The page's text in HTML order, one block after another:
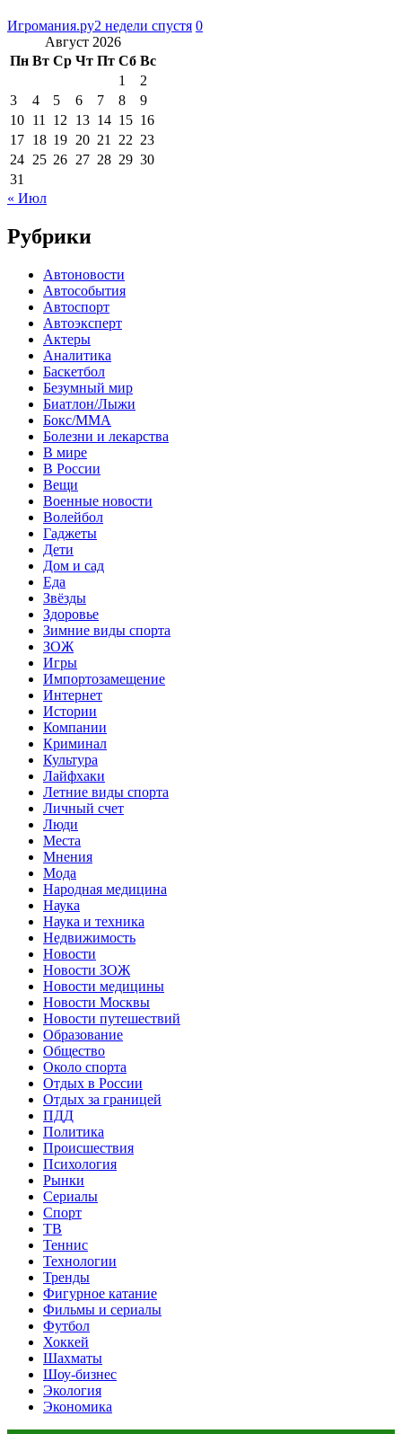
Игромания.ру2 недели спустя 0
Август 2026
Пн Вт Ср Чт Пт Сб Вс
1
2
3
4 5 6 7 8
9
10 11 12 13 14 15 16
17 18 19 20 21 22 23
24 25 26 27 28 29 30
31
« Июл
Рубрики
Автоновости
Автособытия
Автоспорт
Автоэксперт
Актеры
Аналитика
Баскетбол
Безумный мир
Биатлон/Лыжи
Бокс/MMA
Болезни и лекарства
В мире
В России
Вещи
Военные новости
Волейбол
Гаджеты
Дети
Дом и сад
Еда
Звёзды
Здоровье
Зимние виды спорта
ЗОЖ
Игры
Импортозамещение
Интернет
Истории
Компании
Криминал
Культура
Лайфхаки
Летние виды спорта
Личный счет
Люди
Места
Мнения
Мода
Народная медицина
Наука
Наука и техника
Недвижимость
Новости
Новости ЗОЖ
Новости медицины
Новости Москвы
Новости путешествий
Образование
Общество
Около спорта
Отдых в России
Отдых за границей
ПДД
Политика
Происшествия
Психология
Рынки
Сериалы
Спорт
ТВ
Теннис
Технологии
Тренды
Фигурное катание
Фильмы и сериалы
Футбол
Хоккей
Шахматы
Шоу-бизнес
Экология
Экономика